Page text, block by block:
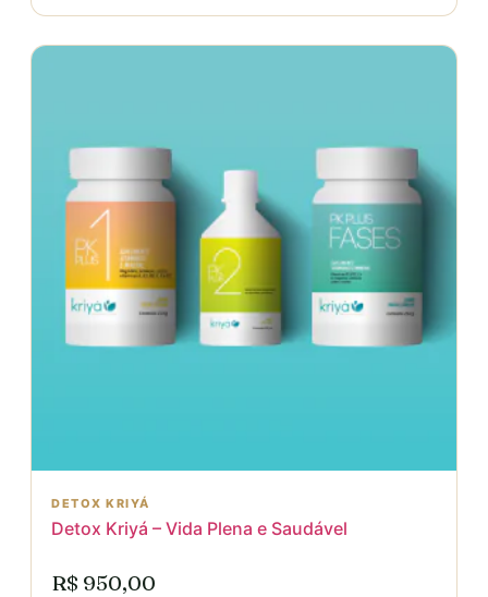
DETOX KRIYÁ
Detox Kriyá – Vida Plena e Saudável
R$ 950,00